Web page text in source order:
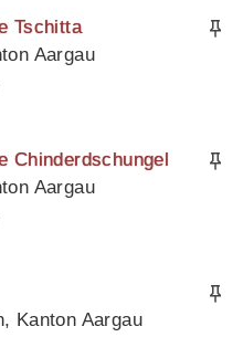
Tschitta
Aargau
Chinderdschungel
Aargau
Kanton Aargau